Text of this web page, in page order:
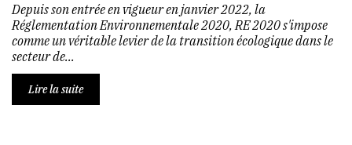
Depuis son entrée en vigueur en janvier 2022, la
Réglementation Environnementale 2020, RE 2020 s'impose
comme un véritable levier de la transition écologique dans le
secteur de...
Lire la suite